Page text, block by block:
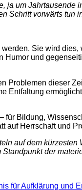
ja um
Schritt vorwärts tun
Sie wird
Humor und
Problemen dieser
Entfaltung
Bildung,
auf Herrschaft und
auf dem
der
für Aufklärung und